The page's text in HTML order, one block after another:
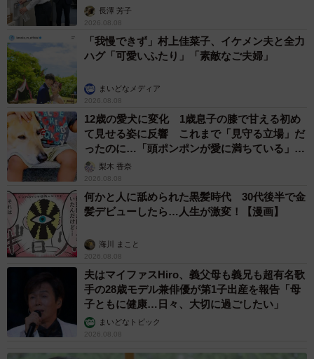
説】長澤 芳子
2026.08.08
「我慢できず」村上佳菜子、イケメン夫と全力
ハグ「可愛いふたり」「素敵なご夫婦」
まいどなメディア
2026.08.08
12歳の愛犬に変化 1歳息子の膝で甘える初め
て見せる姿に反響 これまで「見守る立場」だ
ったのに…「頭ポンポンが愛に満ちている」
「尊…」
梨木 香奈
2026.08.08
何かと人に舐められた黒髪時代 30代後半で金
髪デビューしたら…人生が激変！【漫画】
海川 まこと
2026.08.08
夫はマイファスHiro、義父母も義兄も超有名歌
手の28歳モデル兼俳優が第1子出産を報告「母
子ともに健康…日々、大切に過ごしたい」
まいどなトピック
2026.08.08